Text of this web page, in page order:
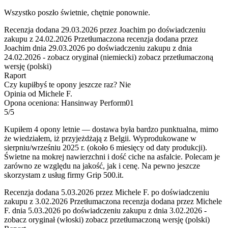
Wszystko poszło świetnie, chętnie ponownie.
Recenzja dodana 29.03.2026 przez Joachim po doświadczeniu
zakupu z 24.02.2026 Przetłumaczona recenzja dodana przez
Joachim dnia 29.03.2026 po doświadczeniu zakupu z dnia
24.02.2026 - zobacz oryginał (niemiecki) zobacz przetłumaczoną
wersję (polski)
Raport
Czy kupiłbyś te opony jeszcze raz? Nie
Opinia od Michele F.
Opona oceniona: Hansinway Perform01
5/5
Kupiłem 4 opony letnie — dostawa była bardzo punktualna, mimo
że wiedziałem, iż przyjeżdżają z Belgii. Wyprodukowane w
sierpniu/wrześniu 2025 r. (około 6 miesięcy od daty produkcji).
Świetne na mokrej nawierzchni i dość ciche na asfalcie. Polecam je
zarówno ze względu na jakość, jak i cenę. Na pewno jeszcze
skorzystam z usług firmy Grip 500.it.
Recenzja dodana 5.03.2026 przez Michele F. po doświadczeniu
zakupu z 3.02.2026 Przetłumaczona recenzja dodana przez Michele
F. dnia 5.03.2026 po doświadczeniu zakupu z dnia 3.02.2026 -
zobacz oryginał (włoski) zobacz przetłumaczoną wersję (polski)